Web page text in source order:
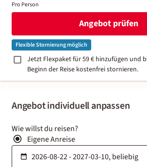
Angebot individuell anpassen
Wie willst du reisen?
Eigene Anreise
Pro Person
Angebot prüfen
Flexible Stornierung möglich
Jetzt Flexpaket für 59 € hinzufügen und
Beginn der Reise kostenfrei stornieren.